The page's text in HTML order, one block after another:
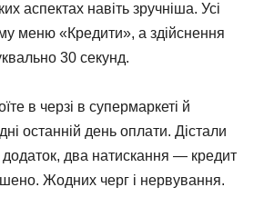
аспектах навіть зручніша. Усі
меню «Кредити», а здійснення
30 секунд.
в черзі в супермаркеті й
останній день оплати. Дістали
два натискання — кредит
Жодних черг і нервування.